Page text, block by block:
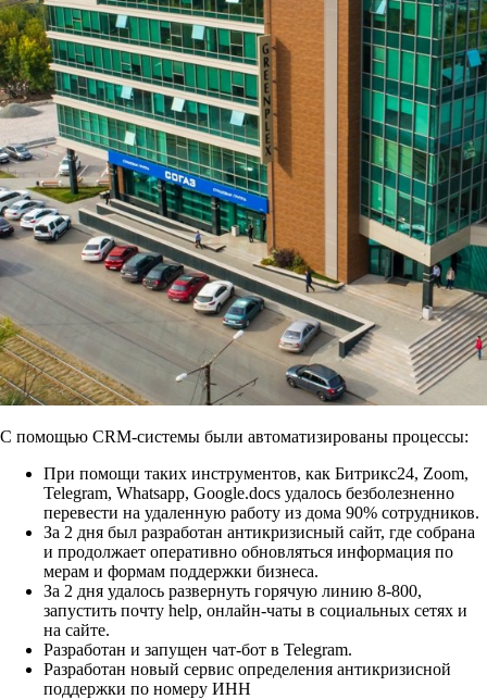
С помощью CRM-системы были автоматизированы процессы:
При помощи таких инструментов, как Битрикс24, Zoom,
Telegram, Whatsapp, Google.docs удалось безболезненно
перевести на удаленную работу из дома 90% сотрудников.
За 2 дня был разработан антикризисный сайт, где собрана
и продолжает оперативно обновляться информация по
мерам и формам поддержки бизнеса.
За 2 дня удалось развернуть горячую линию 8-800,
запустить почту help, онлайн-чаты в социальных сетях и
на сайте.
Разработан и запущен чат-бот в Telegram.
Разработан новый сервис определения антикризисной
поддержки по номеру ИНН